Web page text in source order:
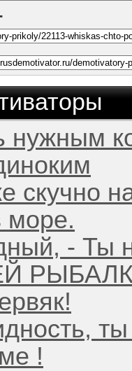
скучно
море.
- Ты
ты
!